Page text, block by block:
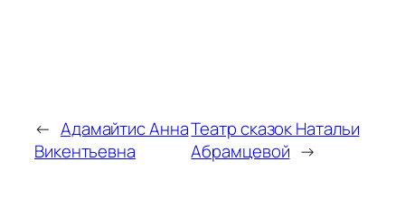
← Адамайтис Анна
Викентьевна
Театр сказок Натальи
Абрамцевой →